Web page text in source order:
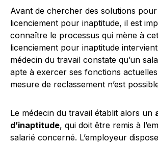
Avant de chercher des solutions
licenciement pour inaptitude, il est
connaître le processus qui mène à
licenciement pour inaptitude
médecin du travail constate qu’un
apte à exercer ses fonctions actuelles
mesure de reclassement n’est
Le médecin du travail établit alors un
d’inaptitude, qui doit être remis à
salarié concerné. L’employeur